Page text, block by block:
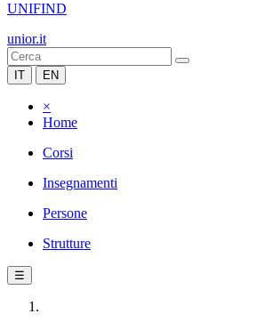
UNIFIND
unior.it
IT EN
×
Home
Corsi
Insegnamenti
Persone
Strutture
☰